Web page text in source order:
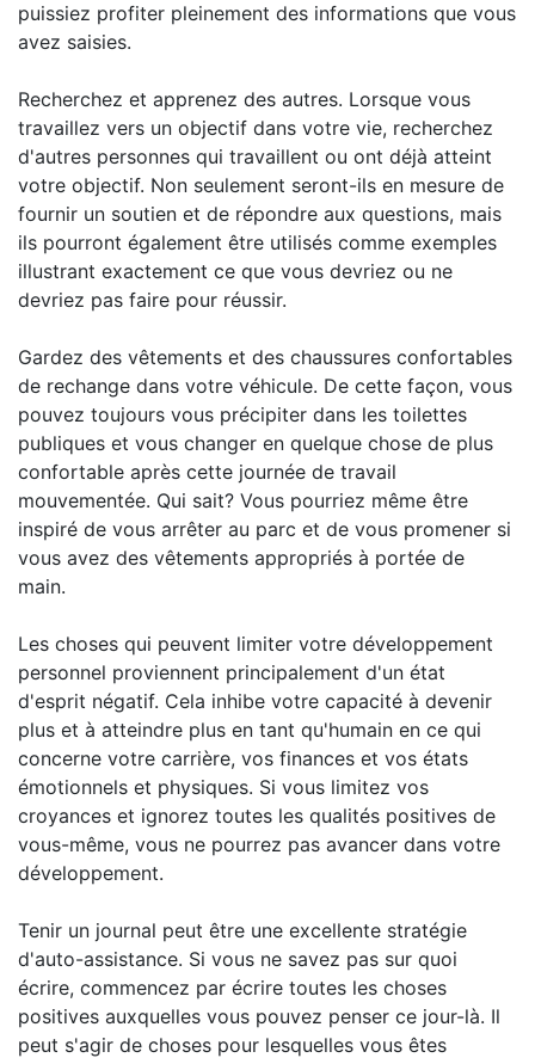
puissiez profiter pleinement des informations que vous
avez saisies.
Recherchez et apprenez des autres. Lorsque vous
travaillez vers un objectif dans votre vie, recherchez
d'autres personnes qui travaillent ou ont déjà atteint
votre objectif. Non seulement seront-ils en mesure de
fournir un soutien et de répondre aux questions, mais
ils pourront également être utilisés comme exemples
illustrant exactement ce que vous devriez ou ne
devriez pas faire pour réussir.
Gardez des vêtements et des chaussures confortables
de rechange dans votre véhicule. De cette façon, vous
pouvez toujours vous précipiter dans les toilettes
publiques et vous changer en quelque chose de plus
confortable après cette journée de travail
mouvementée. Qui sait? Vous pourriez même être
inspiré de vous arrêter au parc et de vous promener si
vous avez des vêtements appropriés à portée de
main.
Les choses qui peuvent limiter votre développement
personnel proviennent principalement d'un état
d'esprit négatif. Cela inhibe votre capacité à devenir
plus et à atteindre plus en tant qu'humain en ce qui
concerne votre carrière, vos finances et vos états
émotionnels et physiques. Si vous limitez vos
croyances et ignorez toutes les qualités positives de
vous-même, vous ne pourrez pas avancer dans votre
développement.
Tenir un journal peut être une excellente stratégie
d'auto-assistance. Si vous ne savez pas sur quoi
écrire, commencez par écrire toutes les choses
positives auxquelles vous pouvez penser ce jour-là. Il
peut s'agir de choses pour lesquelles vous êtes